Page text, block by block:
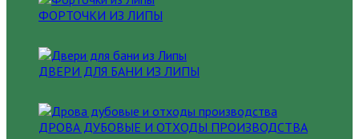
ФОРТОЧКИ ИЗ ЛИПЫ
ДВЕРИ ДЛЯ БАНИ ИЗ ЛИПЫ
ДРОВА ДУБОВЫЕ И ОТХОДЫ ПРОИЗВОДСТВА